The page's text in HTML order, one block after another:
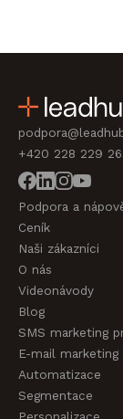
+420 228 229
Podpora a
Ceník
Naši zákazníci
O nás
Videonávody
Blog
SMS marketing
E-mail marketing
Automatizace
Segmentace